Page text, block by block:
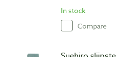
In stock
Compare